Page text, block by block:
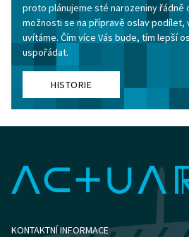
proto plánujeme sté narozeniny řádně
možnosti se na přípravě oslav podílet,
uvítáme. Čím více Vás bude, tím lepší
uspořádat.
HISTORIE
KONTAKTNÍ INFORMACE